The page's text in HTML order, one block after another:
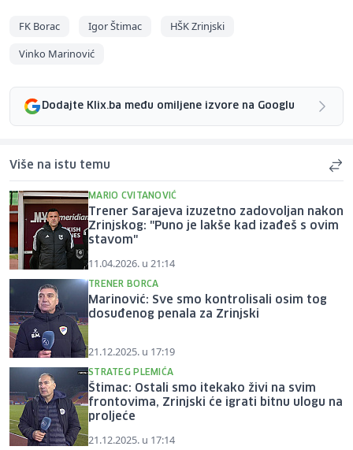
FK Borac Igor Štimac
HŠK Zrinjski
Vinko Marinović
Dodajte Klix.ba među omiljene izvore na Googlu
Više na istu temu
MARIO CVITANOVIĆ
Trener Sarajeva izuzetno zadovoljan nakon
Zrinjskog: "Puno je lakše kad izađeš s ovim
stavom"
11.04.2026. u 21:14
TRENER BORCA
Marinović: Sve smo kontrolisali osim tog
dosuđenog penala za Zrinjski
21.12.2025. u 17:19
STRATEG PLEMIĆA
Štimac: Ostali smo itekako živi na svim
frontovima, Zrinjski će igrati bitnu ulogu na
proljeće
21.12.2025. u 17:14